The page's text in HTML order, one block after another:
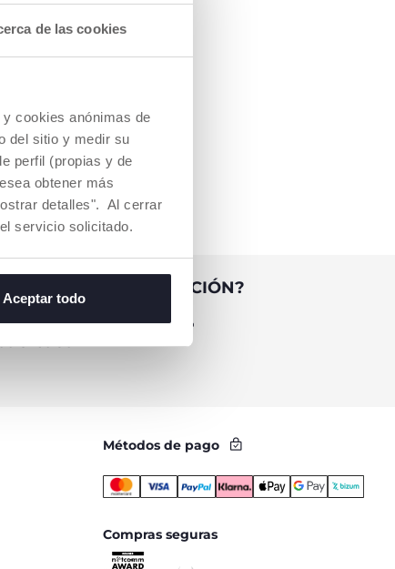
de las cookies
cookies anónimas de
del sitio y medir su
perfil (propias y de
obtener más
detalles". Al cerrar
servicio solicitado.
Aceptar todo
AYUDA O INFORMACIÓN?
de Atención al Cliente Chicco
81 60 90
Métodos de pago
Compras seguras